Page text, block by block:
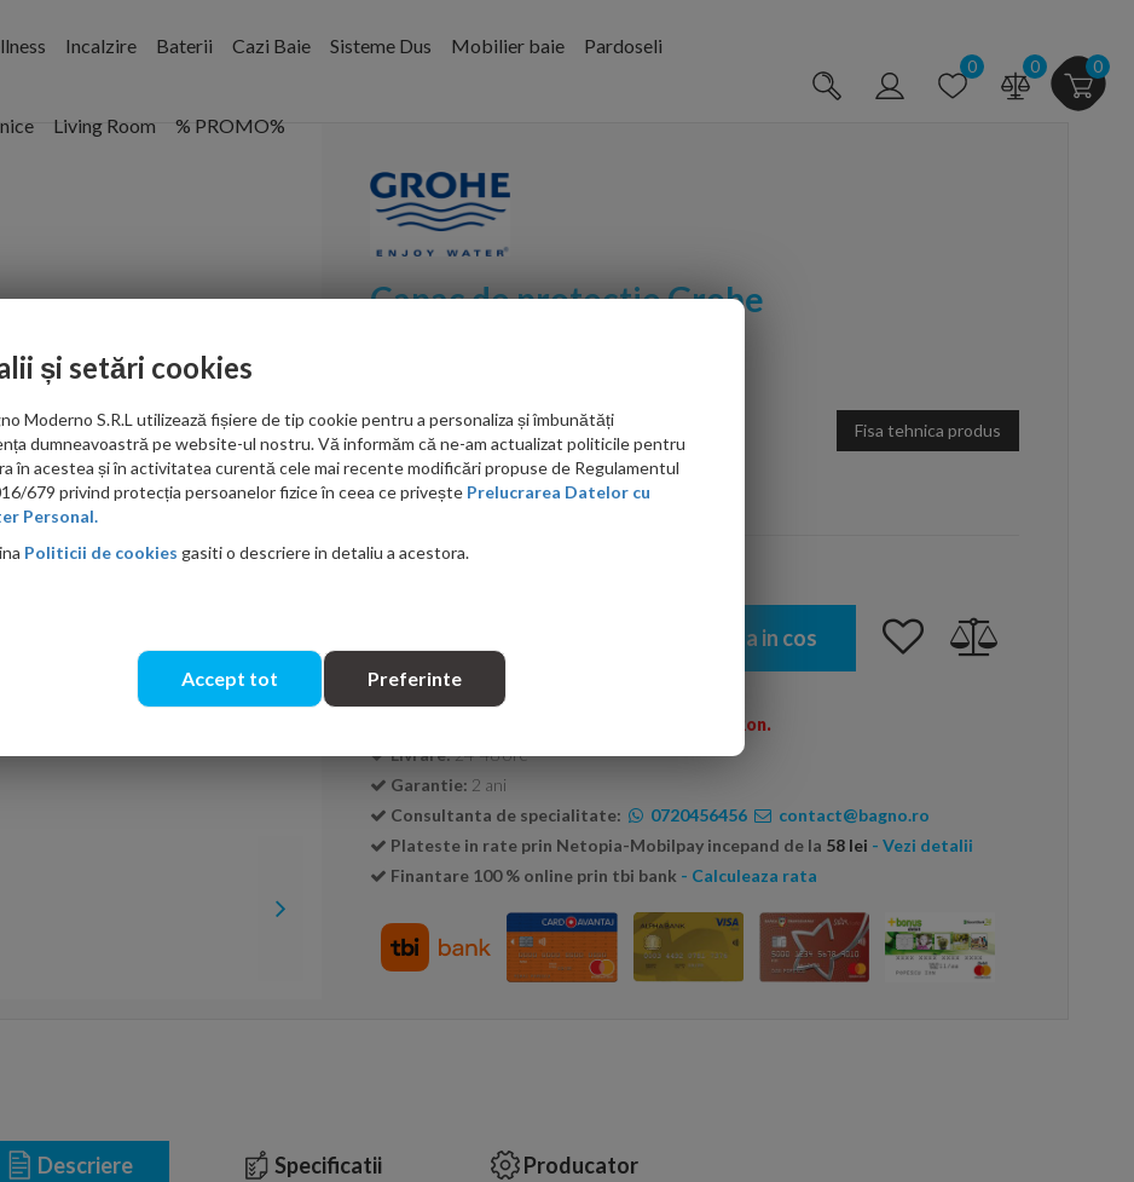
Incalzire Baterii Cazi Baie Sisteme Dus Mobilier baie Pardoseli
Living Room % PROMO%
0 0 0
Capac de protectie Grohe
PRP: 500.00 RON
349.00 RON Fisa tehnica produs
Ati gasit in alta parte mai ieftin?
Adauga in cos
Transport GRATUIT la comenzi peste 600 Ron.
Livrare:24-48 ore
Garantie: 2 ani
Consultanta de specialitate:
0720456456
contact@bagno.ro
Plateste in rate prin Netopia-Mobilpay incepand de la 58 lei - Vezi detalii
Finantare 100 % online prin tbi bank - Calculeaza rata
Descriere Specificatii
Producator
și setări cookies
Moderno S.R.L utilizează fișiere de tip cookie pentru a personaliza și îmbunătăți
dumneavoastră pe website-ul nostru. Vă informăm că ne-am actualizat politicile pentru
în acestea și în activitatea curentă cele mai recente modificări propuse de Regulamentul
679 privind protecția persoanelor fizice în ceea ce privește Prelucrarea Datelor cu
Personal.
Politicii de cookies gasiti o descriere in detaliu a acestora.
Accept tot Preferinte